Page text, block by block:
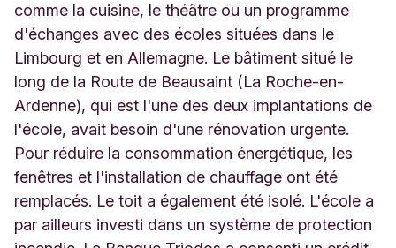
comme la cuisine, le théâtre ou un programme
d'échanges avec des écoles situées dans le
Limbourg et en Allemagne. Le bâtiment situé le
long de la Route de Beausaint (La Roche-en-
Ardenne), qui est l'une des deux implantations de
l'école, avait besoin d'une rénovation urgente.
Pour réduire la consommation énergétique, les
fenêtres et l'installation de chauffage ont été
remplacés. Le toit a également été isolé. L'école a
par ailleurs investi dans un système de protection